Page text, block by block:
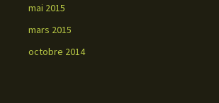
mai 2015
mars 2015
octobre 2014